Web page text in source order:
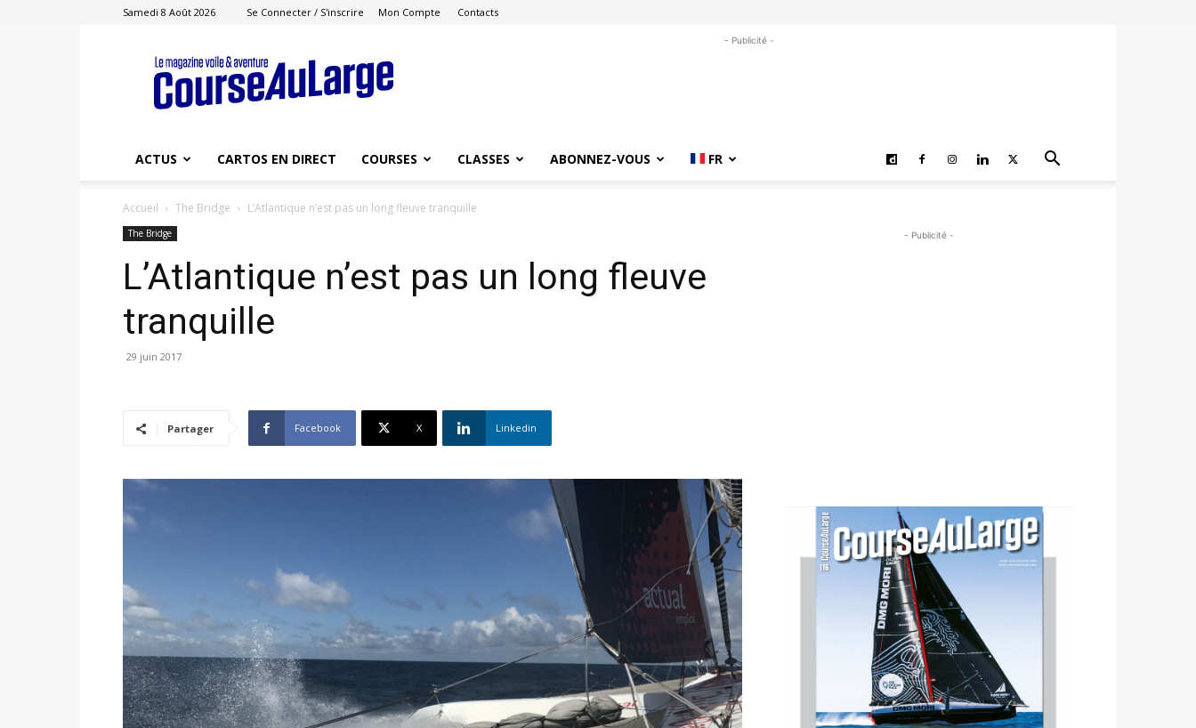
Samedi 8 Août 2026 Se Connecter / S'inscrire Mon Compte Contacts
Course
au
Large
- Publicité -
ACTUS CARTOS EN DIRECT COURSES CLASSES ABONNEZ-VOUS FR
Accueil The Bridge L’Atlantique n’est pas un long fleuve tranquille
The Bridge
L’Atlantique n’est pas un long fleuve
tranquille
29 juin 2017
Partager Facebook X Linkedin
- Publicité -